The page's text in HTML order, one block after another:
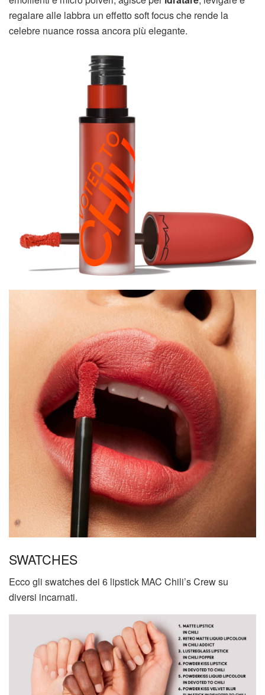
regalare alle labbra un effetto soft focus che rende la
celebre nuance rossa ancora più elegante.
SWATCHES
Ecco gli swatches dei 6 lipstick MAC Chili’s Crew su
diversi incarnati.